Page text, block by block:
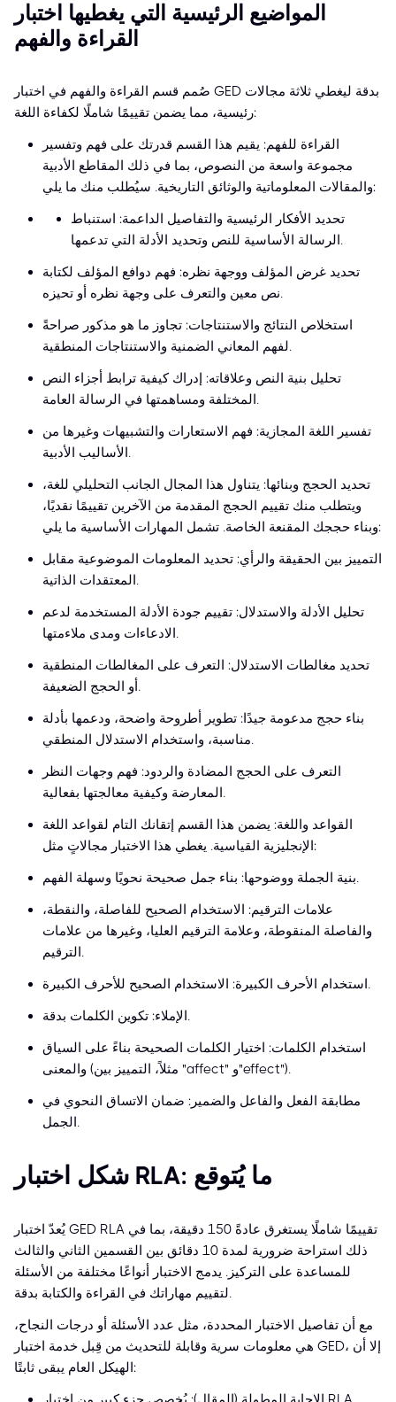
المواضيع الرئيسية التي يغطيها اختبار
القراءة والفهم
صُمم قسم القراءة والفهم في اختبار GED بدقة ليغطي ثلاثة مجالات
رئيسية، مما يضمن تقييمًا شاملًا لكفاءة اللغة:
القراءة للفهم: يقيم هذا القسم قدرتك على فهم وتفسير
مجموعة واسعة من النصوص، بما في ذلك المقاطع الأدبية
والمقالات المعلوماتية والوثائق التاريخية. سيُطلب منك ما يلي:
تحديد الأفكار الرئيسية والتفاصيل الداعمة: استنباط
الرسالة الأساسية للنص وتحديد الأدلة التي تدعمها.
تحديد غرض المؤلف ووجهة نظره: فهم دوافع المؤلف لكتابة
نص معين والتعرف على وجهة نظره أو تحيزه.
استخلاص النتائج والاستنتاجات: تجاوز ما هو مذكور صراحةً
لفهم المعاني الضمنية والاستنتاجات المنطقية.
تحليل بنية النص وعلاقاته: إدراك كيفية ترابط أجزاء النص
المختلفة ومساهمتها في الرسالة العامة.
تفسير اللغة المجازية: فهم الاستعارات والتشبيهات وغيرها من
الأساليب الأدبية.
تحديد الحجج وبنائها: يتناول هذا المجال الجانب التحليلي للغة،
ويتطلب منك تقييم الحجج المقدمة من الآخرين تقييمًا نقديًا،
وبناء حججك المقنعة الخاصة. تشمل المهارات الأساسية ما يلي:
التمييز بين الحقيقة والرأي: تحديد المعلومات الموضوعية مقابل
المعتقدات الذاتية.
تحليل الأدلة والاستدلال: تقييم جودة الأدلة المستخدمة لدعم
الادعاءات ومدى ملاءمتها.
تحديد مغالطات الاستدلال: التعرف على المغالطات المنطقية
أو الحجج الضعيفة.
بناء حجج مدعومة جيدًا: تطوير أطروحة واضحة، ودعمها بأدلة
مناسبة، واستخدام الاستدلال المنطقي.
التعرف على الحجج المضادة والردود: فهم وجهات النظر
المعارضة وكيفية معالجتها بفعالية.
القواعد واللغة: يضمن هذا القسم إتقانك التام لقواعد اللغة
الإنجليزية القياسية. يغطي هذا الاختبار مجالاتٍ مثل:
بنية الجملة ووضوحها: بناء جمل صحيحة نحويًا وسهلة الفهم.
علامات الترقيم: الاستخدام الصحيح للفاصلة، والنقطة،
والفاصلة المنقوطة، وعلامة الترقيم العليا، وغيرها من علامات
الترقيم.
استخدام الأحرف الكبيرة: الاستخدام الصحيح للأحرف الكبيرة.
الإملاء: تكوين الكلمات بدقة.
استخدام الكلمات: اختيار الكلمات الصحيحة بناءً على السياق
والمعنى (مثلاً، التمييز بين "affect" و"effect").
مطابقة الفعل والفاعل والضمير: ضمان الاتساق النحوي في
الجمل.
شكل اختبار RLA: ما يُتوقع
يُعدّ اختبار GED RLA تقييمًا شاملًا يستغرق عادةً 150 دقيقة، بما في
ذلك استراحة ضرورية لمدة 10 دقائق بين القسمين الثاني والثالث
للمساعدة على التركيز. يدمج الاختبار أنواعًا مختلفة من الأسئلة
لتقييم مهاراتك في القراءة والكتابة بدقة.
مع أن تفاصيل الاختبار المحددة، مثل عدد الأسئلة أو درجات النجاح،
هي معلومات سرية وقابلة للتحديث من قِبل خدمة اختبار GED، إلا أن
الهيكل العام يبقى ثابتًا: